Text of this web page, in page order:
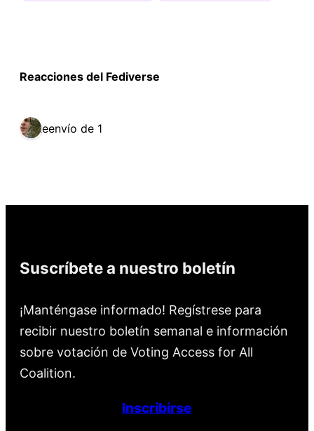
Reacciones del Fediverse
Reenvío de 1
Suscríbete a nuestro boletín
¡Manténgase informado! Regístrese para
recibir nuestro boletín semanal e información
sobre votación de Voting Access for All
Coalition.
Inscribirse